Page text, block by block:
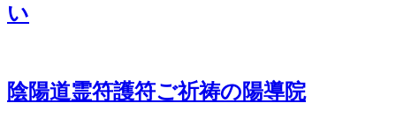
い
陰陽道霊符護符ご祈祷の陽導院